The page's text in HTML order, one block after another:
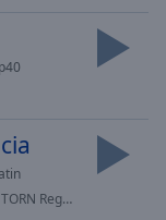
Extended - :57